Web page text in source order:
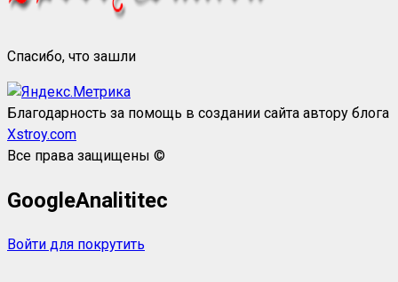
Спасибо, что зашли
Благодарность за помощь в создании сайта автору блога
Xstroy.com
Все права защищены ©
GoogleAnalititec
Войти для покрутить